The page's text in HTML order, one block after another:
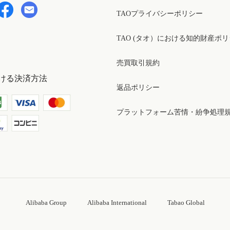
る決済方法
TAOプライバシーポリシー
TAO (タオ）における知的財産ポ
売買取引規約
返品ポリシー
プラットフォーム苦情・紛争処理
Alibaba Group Alibaba International Tabao Global